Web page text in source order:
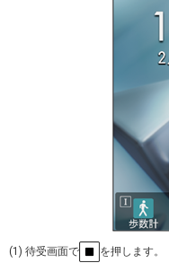
(1) 待受画面で を押します。